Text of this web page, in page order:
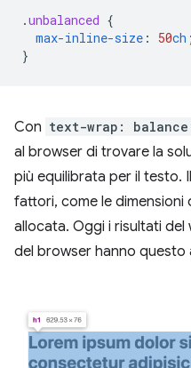
.unbalanced {
max-inline-size : 50ch ;
}
Con text-wrap: balance
al browser di trovare la
più equilibrata per il testo.
fattori, come le dimensioni
allocata. Oggi i risultati
del browser hanno questo